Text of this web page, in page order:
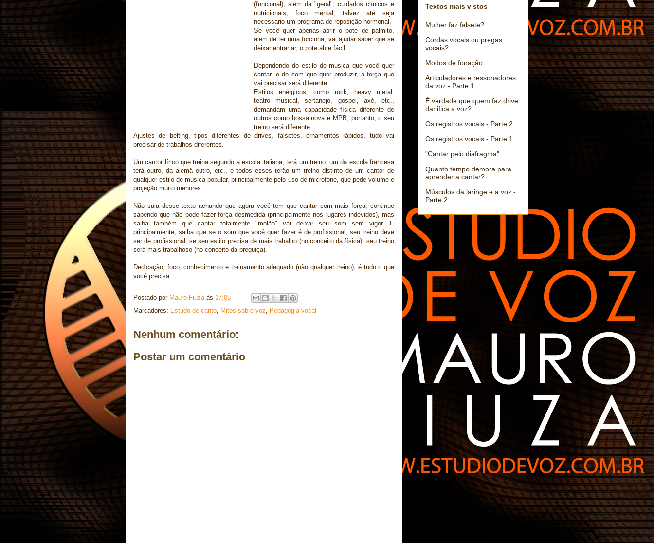
(funcional), além da "geral", cuidados clínicos e
nutricionais, foco mental, talvez até seja
necessário um programa de reposição hormonal.
Se você quer apenas abrir o pote de palmito,
além de ter uma forcinha, vai ajudar saber que se
deixar entrar ar, o pote abre fácil.
Dependendo do estilo de música que você quer
cantar, e do som que quer produzir, a força que
vai precisar será diferente.
Estilos enérgicos, como rock, heavy metal,
teatro musical, sertanejo, gospel, axé, etc.,
demandam uma capacidade física diferente de
outros como bossa nova e MPB, portanto, o seu
treino será diferente.
Ajustes de belting, tipos diferentes de drives, falsetes, ornamentos rápidos, tudo vai
precisar de trabalhos diferentes.
Um cantor lírico que treina segundo a escola italiana, terá um treino, um da escola francesa
terá outro, da alemã outro, etc., e todos esses terão um treino distinto de um cantor de
qualquer estilo de música popular, principalmente pelo uso de microfone, que pede volume e
projeção muito menores.
Não saia desse texto achando que agora você tem que cantar com mais força, continue
sabendo que não pode fazer força desmedida (principalmente nos lugares indevidos), mas
saiba também que cantar totalmente "molão" vai deixar seu som sem vigor. E
principalmente, saiba que se o som que você quer fazer é de profissional, seu treino deve
ser de profissional, se seu estilo precisa de mais trabalho (no conceito da física), seu treino
será mais trabalhoso (no conceito da preguiça).
Dedicação, foco, conhecimento e treinamento adequado (não qualquer treino), é tudo o que
você precisa.
Postado por Mauro Fiuza às 17:05
Marcadores: Estudo de canto, Mitos sobre voz, Pedagogia vocal
Nenhum comentário:
Postar um comentário
Textos mais vistos
Mulher faz falsete?
Cordas vocais ou pregas
vocais?
Modos de fonação
Articuladores e ressonadores
da voz - Parte 1
É verdade que quem faz drive
danifica a voz?
Os registros vocais - Parte 2
Os registros vocais - Parte 1
"Cantar pelo diafragma"
Quanto tempo demora para
aprender a cantar?
Músculos da laringe e a voz -
Parte 2